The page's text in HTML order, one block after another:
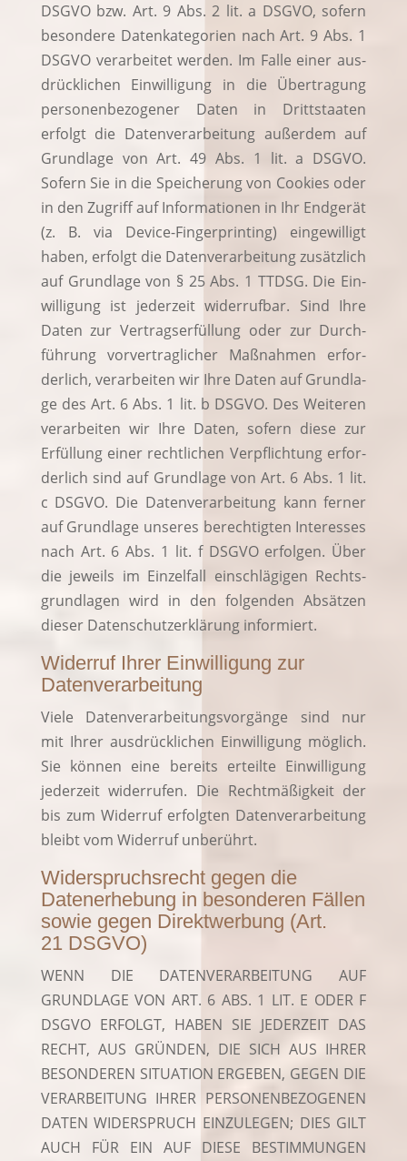
DSGVO bzw. Art. 9 Abs. 2 lit. a DSGVO, sofern
beson­de­re Daten­ka­te­go­rien nach Art. 9 Abs. 1
DSGVO ver­ar­bei­tet wer­den. Im Fal­le einer aus­
drück­li­chen Ein­wil­li­gung in die Über­tra­gung
per­so­nen­be­zo­ge­ner Daten in Dritt­staa­ten
erfolgt die Daten­ver­ar­bei­tung außer­dem auf
Grund­la­ge von Art. 49 Abs. 1 lit. a DSGVO.
Sofern Sie in die Spei­che­rung von Coo­kies oder
in den Zugriff auf Infor­ma­tio­nen in Ihr End­ge­rät
(z. B. via Device-Fin­ger­prin­ting) ein­ge­wil­ligt
haben, erfolgt die Daten­ver­ar­bei­tung zusätz­lich
auf Grund­la­ge von § 25 Abs. 1 TTDSG. Die Ein­
wil­li­gung ist jeder­zeit wider­ruf­bar. Sind Ihre
Daten zur Ver­trags­er­fül­lung oder zur Durch­
füh­rung vor­ver­trag­li­cher Maß­nah­men erfor­
der­lich, ver­ar­bei­ten wir Ihre Daten auf Grund­la­
ge des Art. 6 Abs. 1 lit. b DSGVO. Des Wei­te­ren
ver­ar­bei­ten wir Ihre Daten, sofern die­se zur
Erfül­lung einer recht­li­chen Ver­pflich­tung erfor­
der­lich sind auf Grund­la­ge von Art. 6 Abs. 1 lit.
c DSGVO. Die Daten­ver­ar­bei­tung kann fer­ner
auf Grund­la­ge unse­res berech­tig­ten Inter­es­ses
nach Art. 6 Abs. 1 lit. f DSGVO erfol­gen. Über
die jeweils im Ein­zel­fall ein­schlä­gi­gen Rechts­
grund­la­gen wird in den fol­gen­den Absät­zen
die­ser Daten­schutz­er­klä­rung informiert.
Widerruf Ihrer Einwilligung zur
Datenverarbeitung
Vie­le Daten­ver­ar­bei­tungs­vor­gän­ge sind nur
mit Ihrer aus­drück­li­chen Ein­wil­li­gung mög­lich.
Sie kön­nen eine bereits erteil­te Ein­wil­li­gung
jeder­zeit wider­ru­fen. Die Recht­mä­ßig­keit der
bis zum Wider­ruf erfolg­ten Daten­ver­ar­bei­tung
bleibt vom Wider­ruf unberührt.
Widerspruchsrecht gegen die
Datenerhebung in besonderen Fällen
sowie gegen Direktwerbung (Art.
21 DSGVO)
WENN DIE DATENVERARBEITUNG AUF
GRUNDLAGE VON ART. 6 ABS. 1 LIT. E ODER F
DSGVO ERFOLGT, HABEN SIE JEDERZEIT DAS
RECHT, AUS GRÜNDEN, DIE SICH AUS IHRER
BESONDEREN SITUATION ERGEBEN, GEGEN DIE
VERARBEITUNG IHRER PERSONENBEZOGENEN
DATEN WIDERSPRUCH EINZULEGEN; DIES GILT
AUCH FÜR EIN AUF DIESE BESTIMMUNGEN